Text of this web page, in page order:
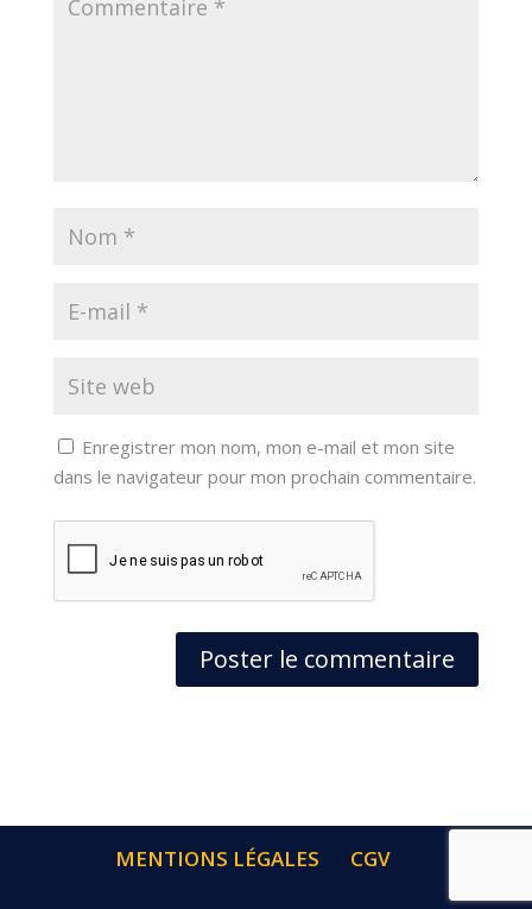
Enregistrer mon nom, mon e-mail et mon site
dans le navigateur pour mon prochain commentaire.
MENTIONS LÉGALES CGV